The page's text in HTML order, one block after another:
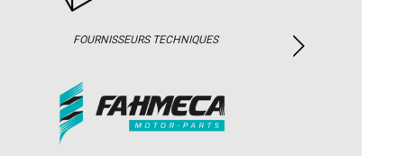
FOURNISSEURS TECHNIQUES